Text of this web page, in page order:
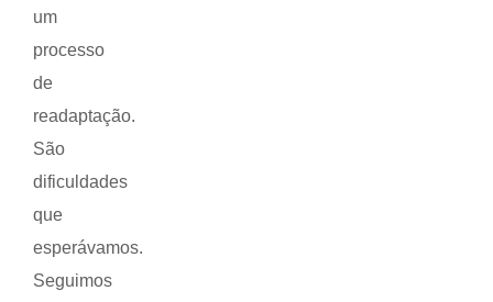
um
processo
de
readaptação.
São
dificuldades
que
esperávamos.
Seguimos